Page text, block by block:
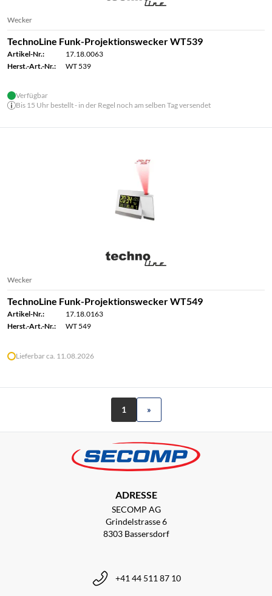
Wecker
TechnoLine Funk-Projektionswecker WT539
Artikel-Nr.:
17.18.0063
Herst.-Art.-Nr.:
WT 539
Verfügbar
Bis 15 Uhr bestellt - in der Regel noch am selben Tag versendet
Wecker
TechnoLine Funk-Projektionswecker WT549
Artikel-Nr.:
17.18.0163
Herst.-Art.-Nr.:
WT 549
Lieferbar ca. 11.08.2026
1 »
ADRESSE
SECOMP AG
Grindelstrasse 6
8303 Bassersdorf
+41 44 511 87 10